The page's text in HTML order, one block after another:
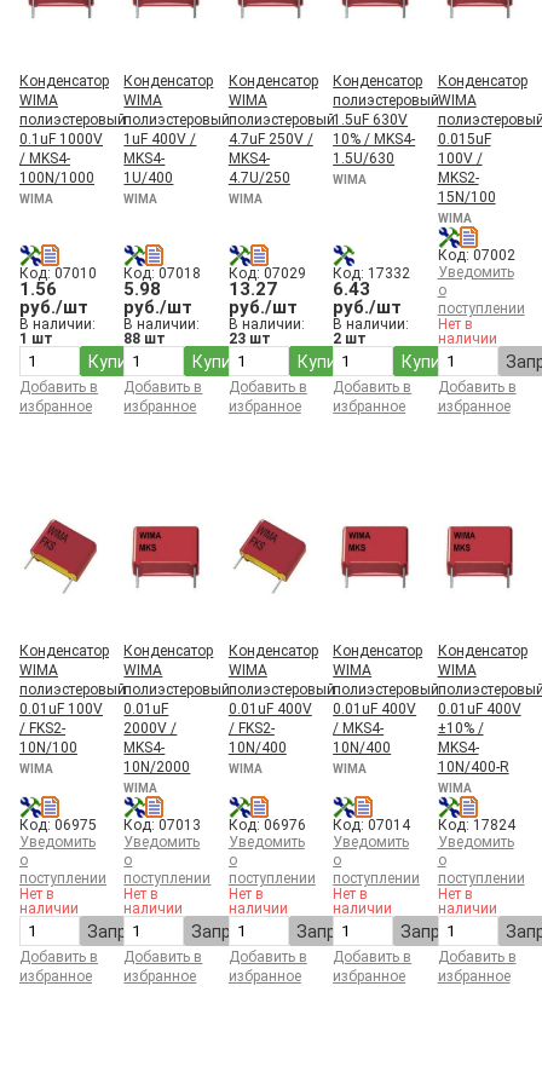
Конденсатор
WIMA
полиэстеровый
0.1uF 1000V
/ MKS4-
100N/1000
WIMA
Код: 07010
1.56
руб./шт
В наличии:
1 шт
Купить
Добавить в
избранное
Конденсатор
WIMA
полиэстеровый
1uF 400V /
MKS4-
1U/400
WIMA
Код: 07018
5.98
руб./шт
В наличии:
88 шт
Купить
Добавить в
избранное
Конденсатор
WIMA
полиэстеровый
4.7uF 250V /
MKS4-
4.7U/250
WIMA
Код: 07029
13.27
руб./шт
В наличии:
23 шт
Купить
Добавить в
избранное
Конденсатор
полиэстеровый
1.5uF 630V
10% / MKS4-
1.5U/630
WIMA
Код: 17332
6.43
руб./шт
В наличии:
2 шт
Купить
Добавить в
избранное
Конденсатор
WIMA
0.015uF
100V /
MKS2-
15N/100
WIMA
Код: 07002
Уведомить
о
поступлении
Нет в
наличии
Добавить в
избранное
Конденсатор
WIMA
полиэстеровый
0.01uF 100V
/ FKS2-
10N/100
WIMA
Код: 06975
Уведомить
о
поступлении
Нет в
наличии
Запросить
Добавить в
избранное
Конденсатор
WIMA
полиэстеровый
0.01uF
2000V /
MKS4-
10N/2000
WIMA
Код: 07013
Уведомить
о
поступлении
Нет в
наличии
Запросить
Добавить в
избранное
Конденсатор
WIMA
полиэстеровый
0.01uF 400V
/ FKS2-
10N/400
WIMA
Код: 06976
Уведомить
о
поступлении
Нет в
наличии
Запросить
Добавить в
избранное
Конденсатор
WIMA
полиэстеровый
0.01uF 400V
/ MKS4-
10N/400
WIMA
Код: 07014
Уведомить
о
поступлении
Нет в
наличии
Запросить
Добавить в
избранное
Конденсатор
WIMA
0.01uF 400V
±10% /
MKS4-
10N/400-R
WIMA
Код: 17824
Уведомить
о
поступлении
Нет в
наличии
Добавить в
избранное